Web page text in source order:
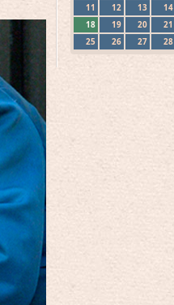
11
12 13 14
18
19 20 21
25
26 27 28